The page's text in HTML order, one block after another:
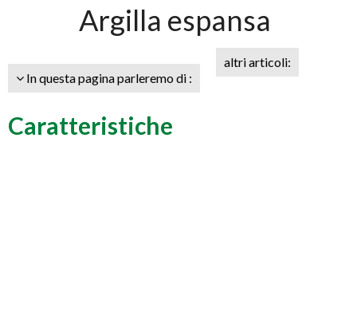
Argilla espansa
In questa pagina parleremo di :
altri articoli:
Caratteristiche